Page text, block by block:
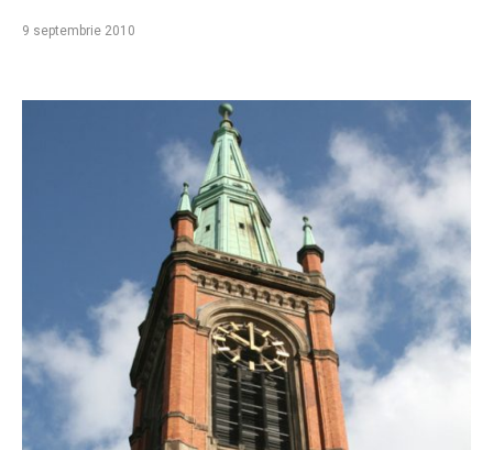
9 septembrie 2010